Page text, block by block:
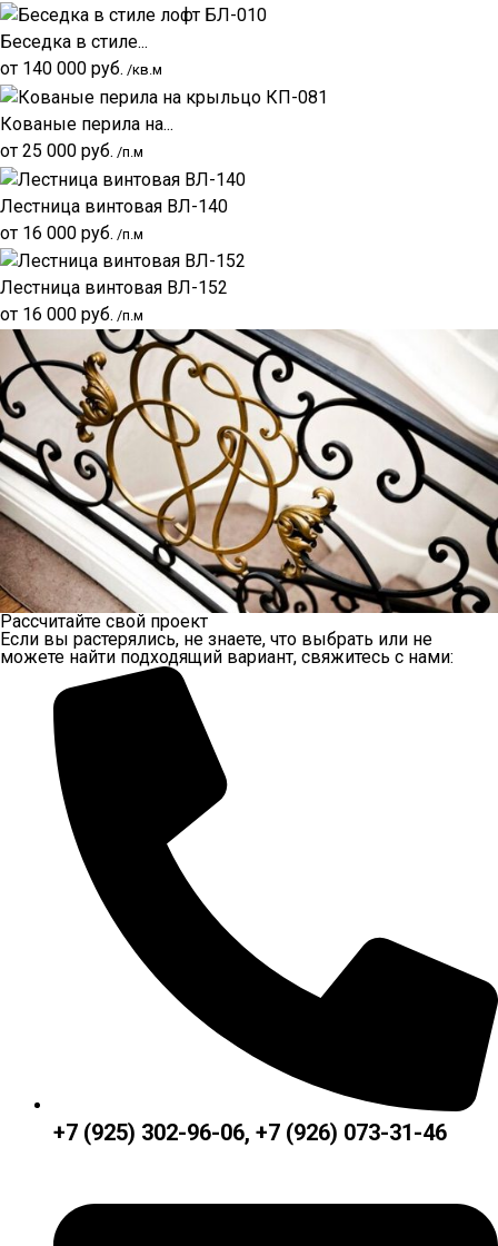
Беседка в стиле...
от 140 000 руб. /кв.м
Кованые перила на...
от 25 000 руб. /п.м
Лестница винтовая ВЛ-140
от 16 000 руб. /п.м
Лестница винтовая ВЛ-152
от 16 000 руб. /п.м
Рассчитайте свой проект
Если вы растерялись, не знаете, что выбрать или не
можете найти подходящий вариант, свяжитесь с нами:
+7 (925) 302-96-06, +7 (926) 073-31-46